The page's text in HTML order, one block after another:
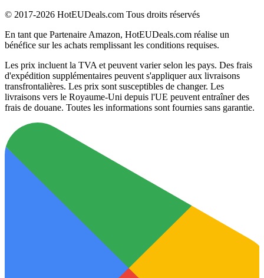
© 2017-2026 HotEUDeals.com Tous droits réservés
En tant que Partenaire Amazon, HotEUDeals.com réalise un
bénéfice sur les achats remplissant les conditions requises.
Les prix incluent la TVA et peuvent varier selon les pays. Des frais
d'expédition supplémentaires peuvent s'appliquer aux livraisons
transfrontalières. Les prix sont susceptibles de changer. Les
livraisons vers le Royaume-Uni depuis l'UE peuvent entraîner des
frais de douane. Toutes les informations sont fournies sans garantie.